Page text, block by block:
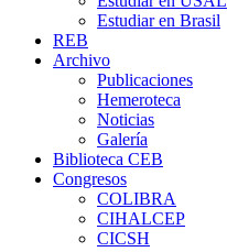
Estudiar en Brasil
REB
Archivo
Publicaciones
Hemeroteca
Noticias
Galería
Biblioteca CEB
Congresos
COLIBRA
CIHALCEP
CICSH